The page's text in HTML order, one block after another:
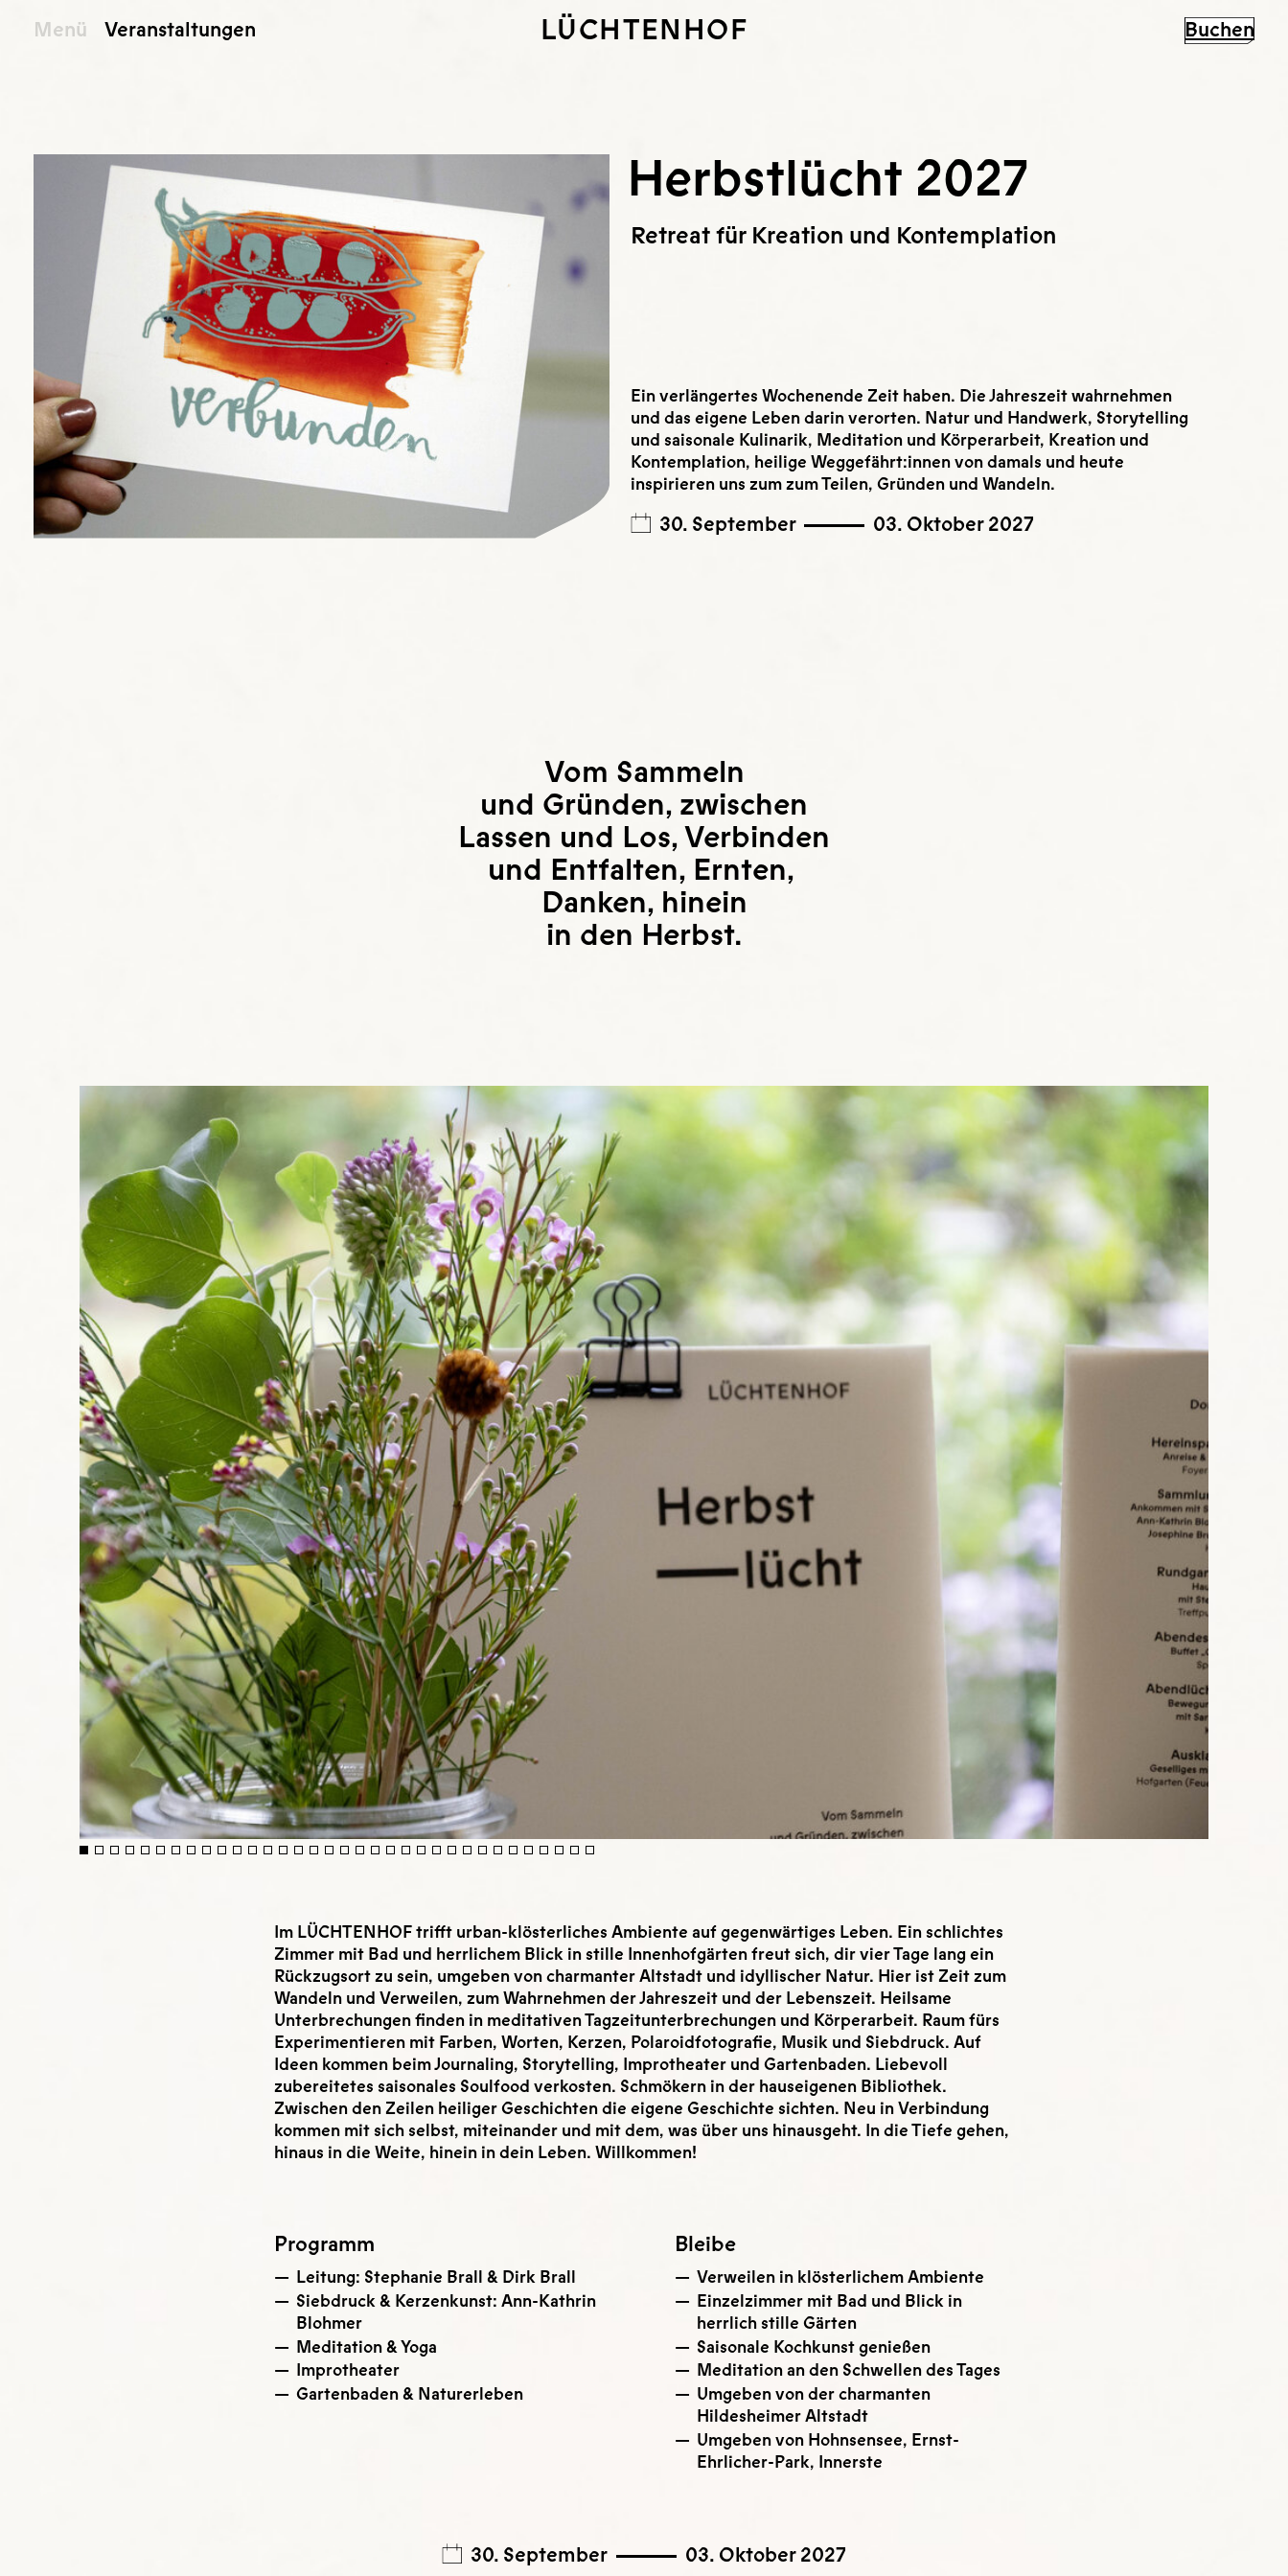
Menü LÜCHTENHOF Buchen
Veranstaltungen
Herbstlücht 2027
Retreat für Kreation und Kontemplation
Ein verlängertes Wochenende Zeit haben. Die Jahreszeit wahrnehmen
und das eigene Leben darin verorten. Natur und Handwerk, Storytelling
und saisonale Kulinarik, Meditation und Körperarbeit, Kreation und
Kontemplation, heilige Weggefährt:innen von damals und heute
inspirieren uns zum zum Teilen, Gründen und Wandeln.
30. September 03. Oktober 2027
Vom Sammeln
und Gründen, zwischen
Lassen und Los, Verbinden
und Entfalten, Ernten,
Danken, hinein
in den Herbst.
Im LÜCHTENHOF trifft urban-klösterliches Ambiente auf gegenwärtiges Leben. Ein schlichtes
Zimmer mit Bad und herrlichem Blick in stille Innenhofgärten freut sich, dir vier Tage lang ein
Rückzugsort zu sein, umgeben von charmanter Altstadt und idyllischer Natur. Hier ist Zeit zum
Wandeln und Verweilen, zum Wahrnehmen der Jahreszeit und der Lebenszeit. Heilsame
Unterbrechungen finden in meditativen Tagzeitunterbrechungen und Körperarbeit. Raum fürs
Experimentieren mit Farben, Worten, Kerzen, Polaroidfotografie, Musik und Siebdruck. Auf
Ideen kommen beim Journaling, Storytelling, Improtheater und Gartenbaden. Liebevoll
zubereitetes saisonales Soulfood verkosten. Schmökern in der hauseigenen Bibliothek.
Zwischen den Zeilen heiliger Geschichten die eigene Geschichte sichten. Neu in Verbindung
kommen mit sich selbst, miteinander und mit dem, was über uns hinausgeht. In die Tiefe gehen,
hinaus in die Weite, hinein in dein Leben. Willkommen!
Programm
Leitung: Stephanie Brall & Dirk Brall
Siebdruck & Kerzenkunst: Ann-Kathrin
Blohmer
Meditation & Yoga
Improtheater
Gartenbaden & Naturerleben
Bleibe
Verweilen in klösterlichem Ambiente
Einzelzimmer mit Bad und Blick in
herrlich stille Gärten
Saisonale Kochkunst genießen
Meditation an den Schwellen des Tages
Umgeben von der charmanten
Hildesheimer Altstadt
Umgeben von Hohnsensee, Ernst-
Ehrlicher-Park, Innerste
30. September 03. Oktober 2027